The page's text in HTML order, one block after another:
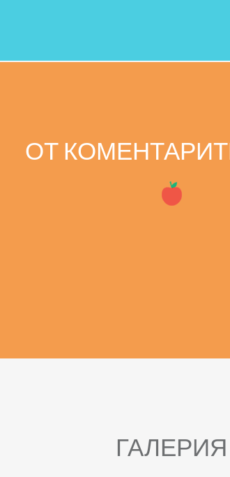
ОТ
ГАЛЕРИЯ